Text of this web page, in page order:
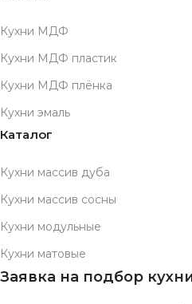
Кухни МДФ
Кухни МДФ пластик
Кухни МДФ плёнка
Кухни эмаль
Каталог
Кухни массив дуба
Кухни массив сосны
Кухни модульные
Кухни матовые
Заявка на подбор